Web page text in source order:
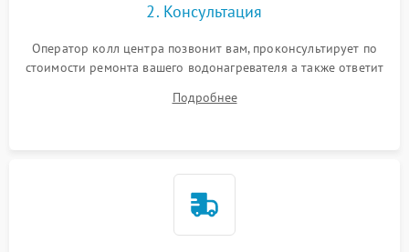
2. Консультация
Оператор колл центра позвонит вам, проконсультирует по
стоимости ремонта вашего водонагревателя а также ответит
Подробнее